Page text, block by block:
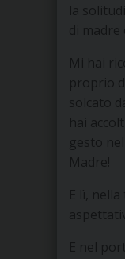
la
di madre
Mi hai
proprio
solcato
hai
gesto
Madre!
E lì,
E nel